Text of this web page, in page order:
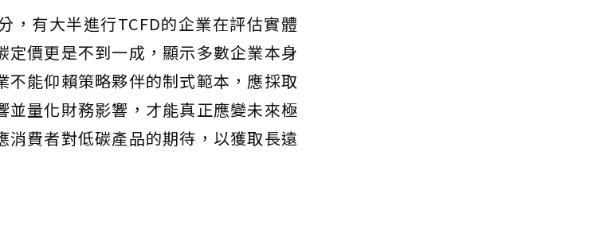
，有大半進行TCFD的企業在評估實體
價更是不到一成，顯示多數企業本身
能仰賴策略夥伴的制式範本，應採取
量化財務影響，才能真正應變未來極
費者對低碳產品的期待，以獲取長遠